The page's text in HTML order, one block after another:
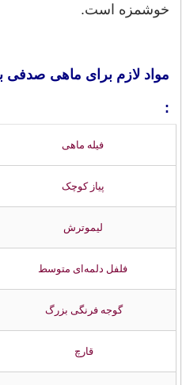
خوشمزه است.
مواد لازم برای ماهی
:
فيله ماهی
پياز كوچک
ليموترش
فلفل دلمه‌ای متوسط
گوجه فرنگی بزرگ
قارچ